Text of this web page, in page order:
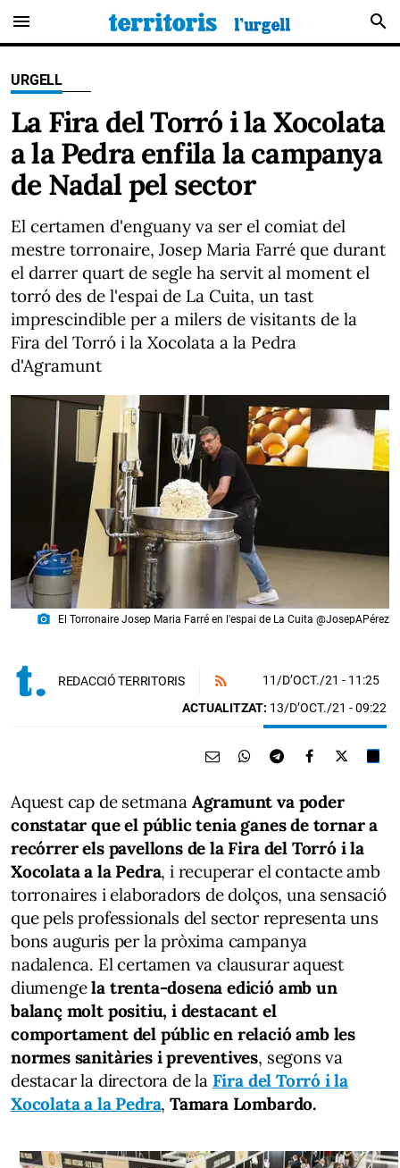
menu search
URGELL
La Fira del Torró i la Xocolata
a la Pedra enfila la campanya
de Nadal pel sector
El certamen d'enguany va ser el comiat del
mestre torronaire, Josep Maria Farré que durant
el darrer quart de segle ha servit al moment el
torró des de l'espai de La Cuita, un tast
imprescindible per a milers de visitants de la
Fira del Torró i la Xocolata a la Pedra
d'Agramunt
photo_camera El Torronaire Josep Maria Farré en l'espai de La Cuita @JosepAPérez
REDACCIÓ TERRITORIS 11/D’OCT./21 - 11:25
ACTUALITZAT: 13/D’OCT./21 - 09:22
Aquest cap de setmana Agramunt va poder
constatar que el públic tenia ganes de tornar a
recórrer els pavellons de la Fira del Torró i la
Xocolata a la Pedra, i recuperar el contacte amb
torronaires i elaboradors de dolços, una sensació
que pels professionals del sector representa uns
bons auguris per la pròxima campanya
nadalenca. El certamen va clausurar aquest
diumengela trenta-dosena edició amb un
balanç molt positiu, i destacant el
comportament del públic en relació amb les
normes sanitàries i preventives, segons va
destacar la directora de la Fira del Torró i la
Xocolata a la Pedra,Tamara Lombardo.